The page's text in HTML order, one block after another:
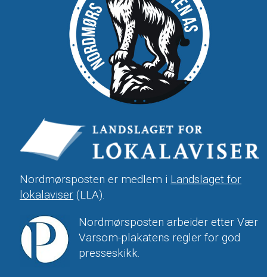
Nordmørsposten er medlem i Landslaget for
lokalaviser (LLA).
Nordmørsposten arbeider etter Vær
Varsom-plakatens regler for god
presseskikk.